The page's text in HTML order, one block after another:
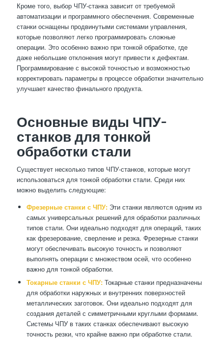
Кроме того, выбор ЧПУ-станка зависит от требуемой
автоматизации и программного обеспечения. Современные
станки оснащены продвинутыми системами управления,
которые позволяют легко программировать сложные
операции. Это особенно важно при тонкой обработке, где
даже небольшие отклонения могут привести к дефектам.
Программирование с высокой точностью и возможностью
корректировать параметры в процессе обработки значительно
улучшает качество финального продукта.
Основные виды ЧПУ-
станков для тонкой
обработки стали
Существует несколько типов ЧПУ-станков, которые могут
использоваться для тонкой обработки стали. Среди них
можно выделить следующие:
Фрезерные станки с ЧПУ:Эти станки являются одним из
самых универсальных решений для обработки различных
типов стали. Они идеально подходят для операций, таких
как фрезерование, сверление и резка. Фрезерные станки
могут обеспечивать высокую точность и позволяют
выполнять операции с множеством осей, что особенно
важно для тонкой обработки.
Токарные станки с ЧПУ:Токарные станки предназначены
для обработки наружных и внутренних поверхностей
металлических заготовок. Они идеально подходят для
создания деталей с симметричными круглыми формами.
Системы ЧПУ в таких станках обеспечивают высокую
точность резки, что крайне важно при обработке стали.